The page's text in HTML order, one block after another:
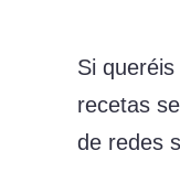
Si
recetas
de redes